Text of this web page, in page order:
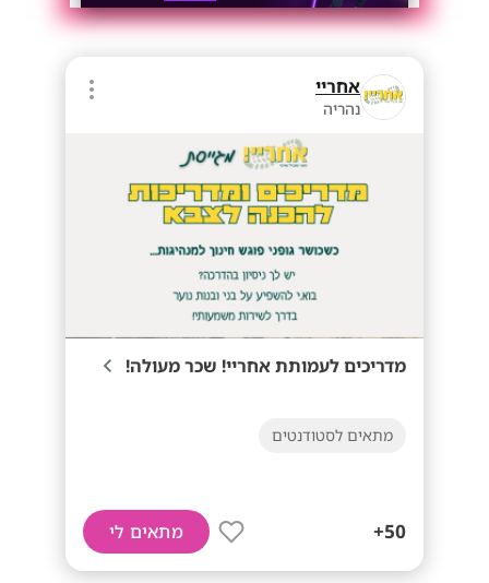
אחריי
נהריה
מדריכים לעמותת אחריי! שכר מעולה!
מתאים לסטודנטים
50+ מתאים לי